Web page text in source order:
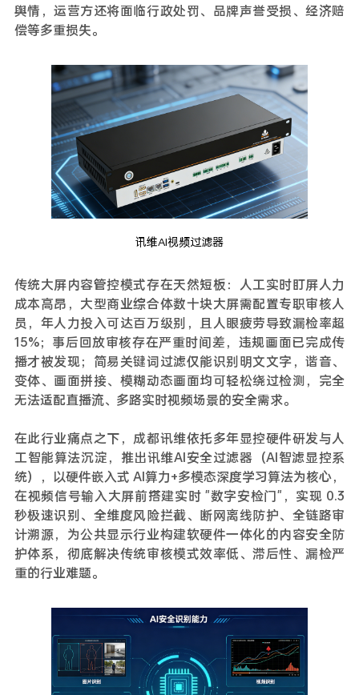
舆情，运营方还将面临行政处罚、品牌声誉受损、经济赔
偿等多重损失。
讯维AI视频过滤器
传统大屏内容管控模式存在天然短板：人工实时盯屏人力
成本高昂，大型商业综合体数十块大屏需配置专职审核人
员，年人力投入可达百万级别，且人眼疲劳导致漏检率超
15%；事后回放审核存在严重时间差，违规画面已完成传
播才被发现；简易关键词过滤仅能识别明文文字，谐音、
变体、画面拼接、模糊动态画面均可轻松绕过检测，完全
无法适配直播流、多路实时视频场景的安全需求。
在此行业痛点之下，成都讯维依托多年显控硬件研发与人
工智能算法沉淀，推出讯维AI安全过滤器（AI智滤显控系
统），以硬件嵌入式 AI算力+多模态深度学习算法为核心，
在视频信号输入大屏前搭建实时 "数字安检门"，实现 0.3
秒极速识别、全维度风险拦截、断网离线防护、全链路审
计溯源，为公共显示行业构建软硬件一体化的内容安全防
护体系，彻底解决传统审核模式效率低、滞后性、漏检严
重的行业难题。